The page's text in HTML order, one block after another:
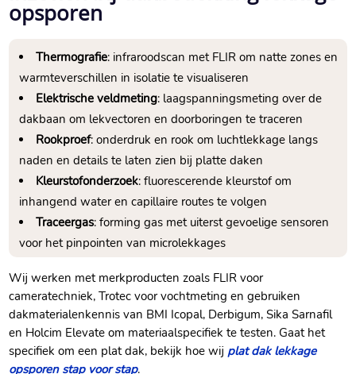
opsporen
Thermografie: infraroodscan met FLIR om natte zones en
warmteverschillen in isolatie te visualiseren
Elektrische veldmeting: laagspanningsmeting over de
dakbaan om lekvectoren en doorboringen te traceren
Rookproef: onderdruk en rook om luchtlekkage langs
naden en details te laten zien bij platte daken
Kleurstofonderzoek: fluorescerende kleurstof om
inhangend water en capillaire routes te volgen
Traceergas: forming gas met uiterst gevoelige sensoren
voor het pinpointen van microlekkages
Wij werken met merkproducten zoals FLIR voor
cameratechniek, Trotec voor vochtmeting en gebruiken
dakmaterialenkennis van BMI Icopal, Derbigum, Sika Sarnafil
en Holcim Elevate om materiaalspecifiek te testen.​ Gaat het
specifiek om een plat dak, bekijk hoe wij plat dak lekkage
opsporen stap voor stap.​